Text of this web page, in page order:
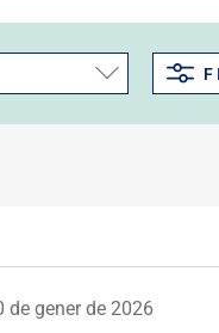
de gener de 2026